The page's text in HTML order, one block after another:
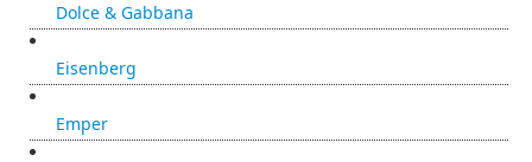
Dolce & Gabbana
Eisenberg
Emper